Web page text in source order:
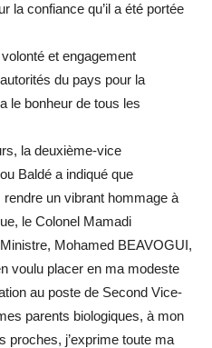
la confiance qu’il a été portée
et engagement
du pays pour la
le bonheur de tous les
la deuxième-vice
Baldé a indiqué que
un vibrant hommage à
le Colonel Mamadi
Mohamed BEAVOGUI,
voulu placer en ma modeste
au poste de Second Vice-
parents biologiques, à mon
proches, j’exprime toute ma